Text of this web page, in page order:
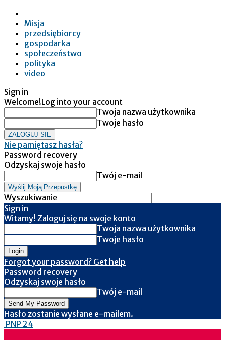
Misja
przedsiębiorcy
gospodarka
społeczeństwo
polityka
video
Sign in
Welcome!Log into your account
Twoja nazwa użytkownika
Twoje hasło
Nie pamiętasz hasła?
Password recovery
Odzyskaj swoje hasło
Twój e-mail
Wyszukiwanie
Sign in
Witamy! Zaloguj się na swoje konto
Twoja nazwa użytkownika
Twoje hasło
Forgot your password? Get help
Password recovery
Odzyskaj swoje hasło
Twój e-mail
Hasło zostanie wysłane e-mailem.
PNP 24